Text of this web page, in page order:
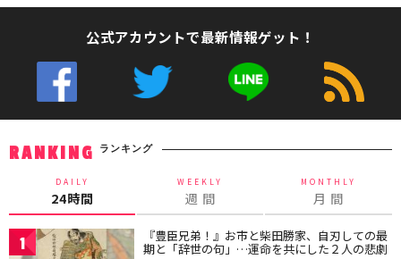
公式アカウントで最新情報ゲット！
RANKING ランキング
DAILY
24時間
WEEKLY
週 間
MONTHLY
月 間
1 『豊臣兄弟！』お市と柴田勝家、自刃しての最
期と「辞世の句」…運命を共にした２人の悲劇